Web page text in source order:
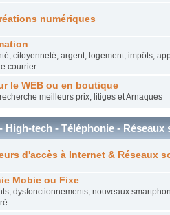
numériques
citoyenneté, argent, logement, impôts,
courrier
le WEB ou en boutique
meilleurs prix, litiges et Arnaques
High-tech - Téléphonie - Réseaux
d'accès à Internet & Réseaux
Mobie ou Fixe
dysfonctionnements, nouveaux